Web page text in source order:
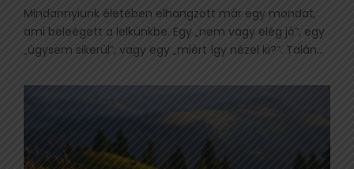
Mindannyiunk életében elhangzott már egy mondat,
ami beleégett a lelkünkbe. Egy „nem vagy elég jó”, egy
„úgysem sikerül”, vagy egy „miért így nézel ki?”. Talán...